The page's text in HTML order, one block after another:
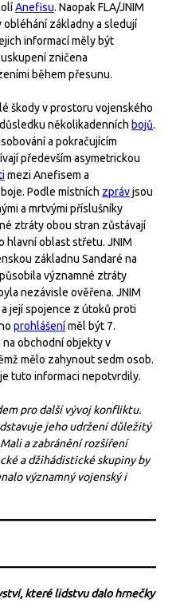
Anefisu. Naopak FLA/JNIM
obléhání základny a sledují
informací měly být
zničena
během přesunu.
škody v prostoru vojenského
několikadenních bojů.
a pokračujícím
především asymetrickou
mezi Anefisem a
Podle místních zprávjsou
a mrtvými příslušníky
ztráty obou stran zůstávají
hlavní oblast střetu. JNIM
základnu Sandaré na
významné ztráty
nezávisle ověřena. JNIM
její spojence z útoků proti
prohlášeníměl být 7.
obchodní objekty v
mělo zahynout sedm osob.
tuto informaci nepotvrdily.
pro další vývoj konfliktu.
jeho udržení důležitý
a zabránění rozšíření
a džihádistické skupiny by
významný vojenský i
které lidstvu dalo hrnečky